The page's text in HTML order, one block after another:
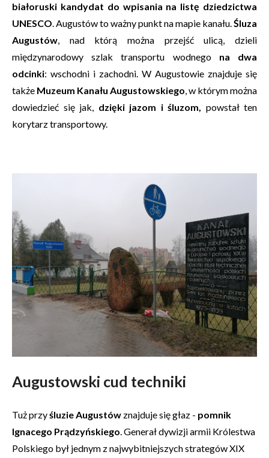
białoruski kandydat do wpisania na listę dziedzictwa
UNESCO. Augustów to ważny punkt na mapie kanału.Śluza
Augustów, nad którą można przejść ulicą, dzieli
międzynarodowy szlak transportu wodnego na dwa
odcinki: wschodni i zachodni. W Augustowie znajduje się
także Muzeum Kanału Augustowskiego, w którym można
dowiedzieć się jak, dzięki jazom i śluzom, powstał ten
korytarz transportowy.
Augustowski cud techniki
Tuż przyśluzie Augustów znajduje się głaz - pomnik
Ignacego Prądzyńskiego. Generał dywizji armii Królestwa
Polskiego był jednym z najwybitniejszych strategów XIX